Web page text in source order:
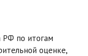
по итогам
оценке,